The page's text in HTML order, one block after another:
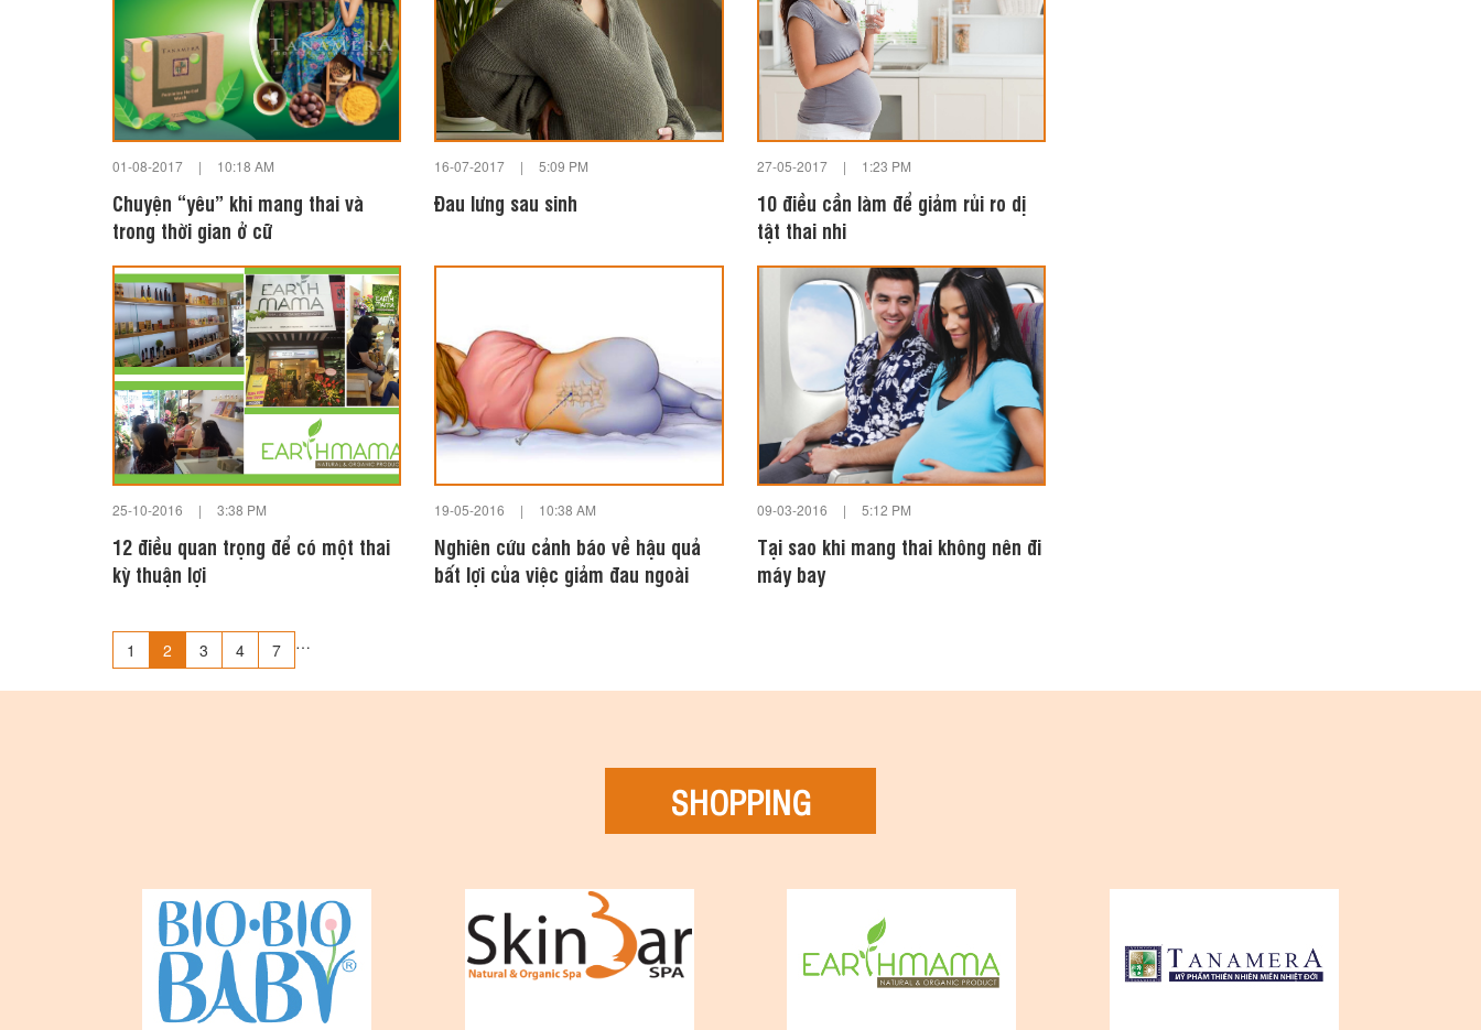
01-08-2017 | 10:18 AM
Chuyện “yêu” khi mang thai và
trong thời gian ở cữ
16-07-2017 | 5:09 PM
Đau lưng sau sinh
27-05-2017 | 1:23 PM
10 điều cần làm để giảm rủi ro dị
tật thai nhi
25-10-2016 | 3:38 PM
12 điều quan trọng để có một thai
kỳ thuận lợi
19-05-2016 | 10:38 AM
Nghiên cứu cảnh báo về hậu quả
bất lợi của việc giảm đau ngoài
09-03-2016 | 5:12 PM
Tại sao khi mang thai không nên đi
máy bay
1 2 3 4 …
7
SHOPPING